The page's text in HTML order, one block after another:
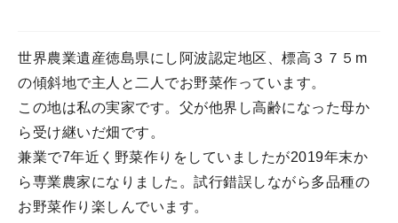
世界農業遺産徳島県にし阿波認定地区、標高３７５m
の傾斜地で主人と二人でお野菜作っています。
この地は私の実家です。父が他界し高齢になった母か
ら受け継いだ畑です。
兼業で7年近く野菜作りをしていましたが2019年末か
ら専業農家になりました。試行錯誤しながら多品種の
お野菜作り楽しんでいます。